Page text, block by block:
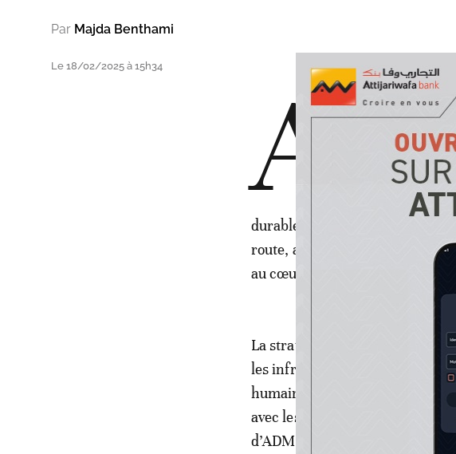
Par Majda Benthami
Le 18/02/2025 à 15h34 A lors que la
nationale des
engagements
ambitieux,
routière (AGIR),
durablement le nombre
route, adaptée aux spécificités
au cœur de sa planification et
La stratégie d’ADM repose sur
les infrastructures et les
humaines, le renforcement
avec les usagers.
d’ADM fait l’objet d’études